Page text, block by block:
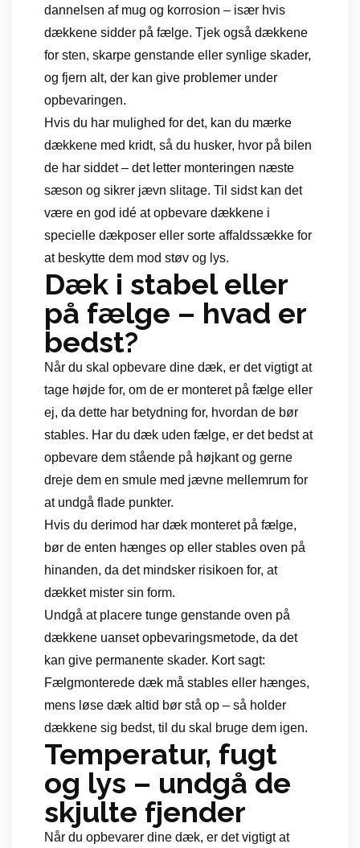
dannelsen af mug og korrosion – især hvis
dækkene sidder på fælge. Tjek også dækkene
for sten, skarpe genstande eller synlige skader,
og fjern alt, der kan give problemer under
opbevaringen.
Hvis du har mulighed for det, kan du mærke
dækkene med kridt, så du husker, hvor på bilen
de har siddet – det letter monteringen næste
sæson og sikrer jævn slitage. Til sidst kan det
være en god idé at opbevare dækkene i
specielle dækposer eller sorte affaldssække for
at beskytte dem mod støv og lys.
Dæk i stabel eller
på fælge – hvad er
bedst?
Når du skal opbevare dine dæk, er det vigtigt at
tage højde for, om de er monteret på fælge eller
ej, da dette har betydning for, hvordan de bør
stables. Har du dæk uden fælge, er det bedst at
opbevare dem stående på højkant og gerne
dreje dem en smule med jævne mellemrum for
at undgå flade punkter.
Hvis du derimod har dæk monteret på fælge,
bør de enten hænges op eller stables oven på
hinanden, da det mindsker risikoen for, at
dækket mister sin form.
Undgå at placere tunge genstande oven på
dækkene uanset opbevaringsmetode, da det
kan give permanente skader. Kort sagt:
Fælgmonterede dæk må stables eller hænges,
mens løse dæk altid bør stå op – så holder
dækkene sig bedst, til du skal bruge dem igen.
Temperatur, fugt
og lys – undgå de
skjulte fjender
Når du opbevarer dine dæk, er det vigtigt at